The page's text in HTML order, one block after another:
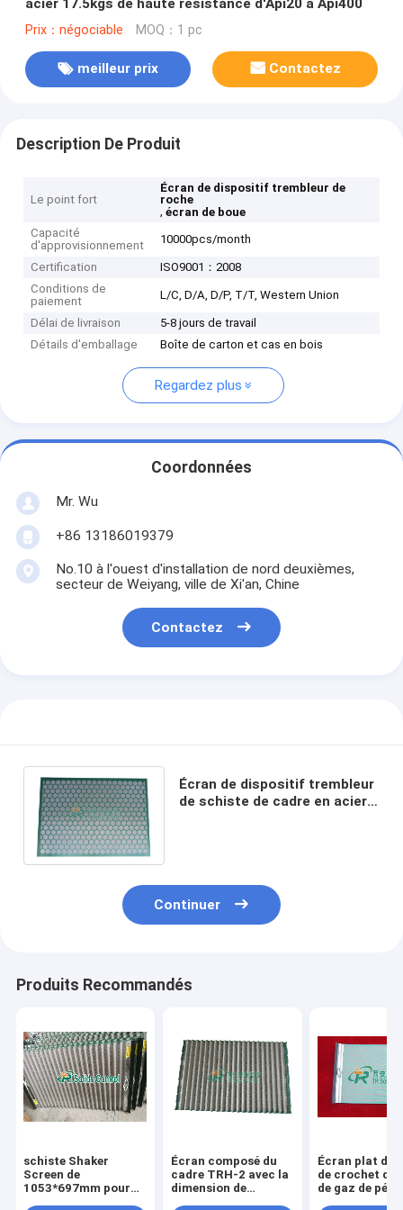
acier 17.5kgs de haute résistance d'Api20 à Api400
Prix：négociable MOQ：1 pc
meilleur prix Contactez
Description De Produit
Le point fort
Écran de dispositif trembleur de
roche
,écran de boue
Capacité
d'approvisionnement
10000pcs/month
Certification
ISO9001：2008
Conditions de
paiement
L/C, D/A, D/P, T/T, Western Union
Délai de livraison
5-8 jours de travail
Détails d'emballage
Boîte de carton et cas en bois
Regardez plus
Coordonnées
Mr. Wu
+86 13186019379
No.10 à l'ouest d'installation de nord deuxièmes,
secteur de Weiyang, ville de Xi'an, Chine
Contactez
Écran de dispositif trembleur
de schiste de cadre en acier
Continuer
Produits Recommandés
schiste Shaker
Screen de
1053*697mm pour
Écran composé du
cadre TRH-2 avec la
dimension de
Écran plat de
de crochet de
de gaz de